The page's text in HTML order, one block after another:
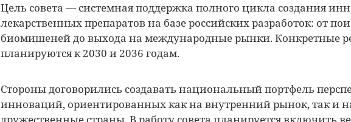
Цель совета — системная поддержка полного цикла создания
лекарственных препаратов на базе российских разработок: от
биомишеней до выхода на международные рынки. Конкретные
планируются к 2030 и 2036 годам.
Стороны договорились создавать национальный портфель
инноваций, ориентированных как на внутренний рынок, так и